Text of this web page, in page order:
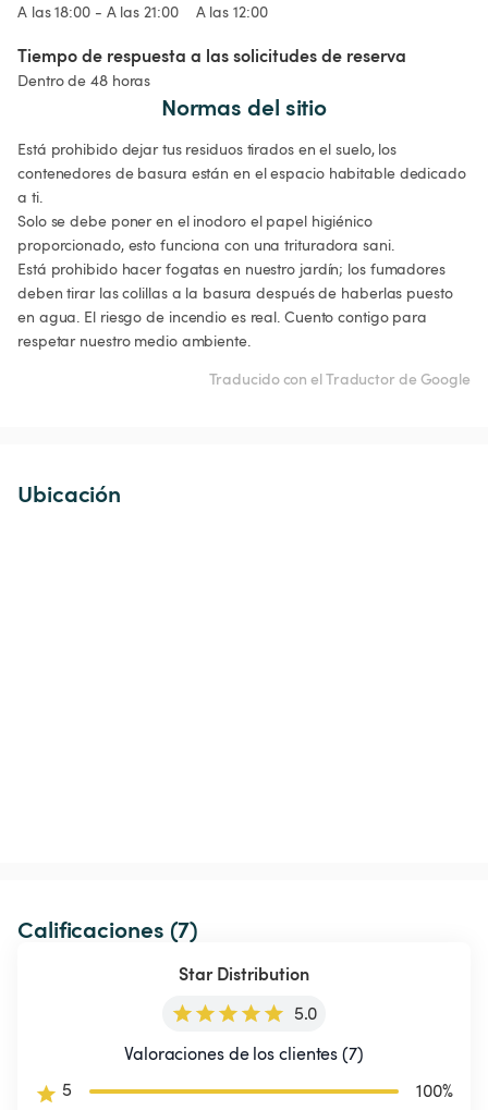
A las 18:00 - A las 21:00 A las 12:00
Tiempo de respuesta a las solicitudes de reserva
Dentro de 48 horas
Normas del sitio
Está prohibido dejar tus residuos tirados en el suelo, los
contenedores de basura están en el espacio habitable dedicado
a ti.
Solo se debe poner en el inodoro el papel higiénico
proporcionado, esto funciona con una trituradora sani.
Está prohibido hacer fogatas en nuestro jardín; los fumadores
deben tirar las colillas a la basura después de haberlas puesto
en agua. El riesgo de incendio es real. Cuento contigo para
Traducido con el Traductor de Google
Ubicación
Calificaciones (7)
Star Distribution
5.0
Valoraciones de los clientes (7)
5
100%